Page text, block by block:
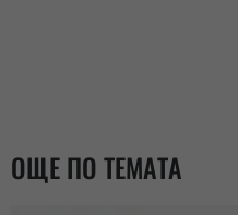
ОЩЕ ПО ТЕМАТА